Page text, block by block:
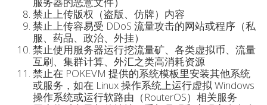
禁止上传版权（盗版、仿牌）内容
禁止上传容易受 DDoS 流量攻击的网站或程序（私
服、药品、政治、外挂）
禁止使用服务器运行挖流量矿、各类虚拟币、流量
互刷、集群计算、外汇之类高消耗资源
禁止在 POKEVM 提供的系统模板里安装其他系统
或服务，如在 Linux 操作系统上运行虚拟 Windows
操作系统或运行软路由（RouterOS）相关服务